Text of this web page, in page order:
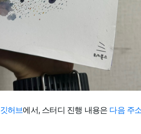
깃허브에서, 스터디 진행 내용은 다음 주